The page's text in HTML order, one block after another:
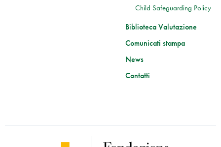
Child Safeguarding Policy
Biblioteca Valutazione
Comunicati stampa
News
Contatti